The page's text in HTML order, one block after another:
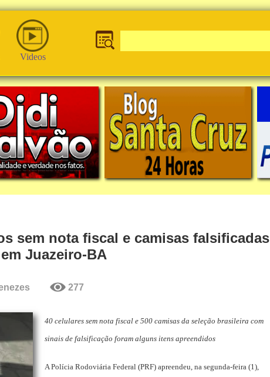
Videos
sem nota fiscal e camisas falsificadas
em Juazeiro-BA
277
40 celulares sem nota fiscal e 500 camisas da seleção brasileira com
sinais de falsificação foram alguns itens apreendidos
A Polícia Rodoviária Federal (PRF) apreendeu, na segunda-feira (1),